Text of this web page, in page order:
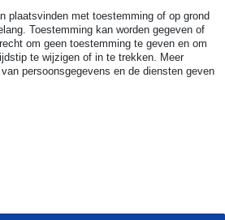
rechten voorbehouden. - All rights
VAT. 19% VAT Basic prices see article detail
to the UK!
plaatsvinden met toestemming of op grond
Toestemming kan worden gegeven of
om geen toestemming te geven en om
te wijzigen of in te trekken. Meer
persoonsgegevens en de diensten geven
uitoefenen Contact